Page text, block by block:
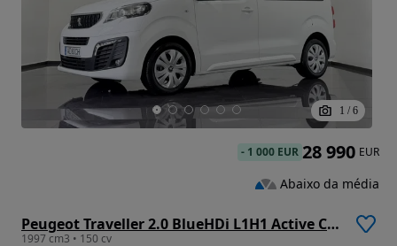
1 / 6
Peugeot Traveller 2.0 BlueHDi L1H1 Active Compact
1997 cm3 • 150 cv
- 1 000 EUR 28 990 EUR
Abaixo da média